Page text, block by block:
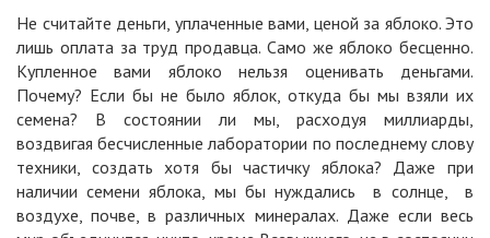
Не считайте деньги, уплаченные вами, ценой за яблоко. Это
лишь оплата за труд продавца. Само же яблоко бесценно.
Купленное вами яблоко нельзя оценивать деньгами.
Почему? Если бы не было яблок, откуда бы мы взяли их
семена? В состоянии ли мы, расходуя миллиарды,
воздвигая бесчисленные лаборатории по последнему слову
техники, создать хотя бы частичку яблока? Даже при
наличии семени яблока, мы бы нуждались в солнце, в
воздухе, почве, в различных минералах. Даже если весь